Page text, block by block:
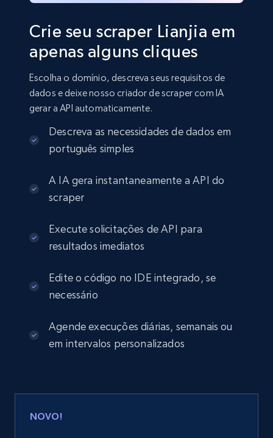
Crie seu scraper Lianjia em
apenas alguns cliques
Escolha o domínio, descreva seus requisitos de
dados e deixe nosso criador de scraper com IA
gerar a API automaticamente.
Descreva as necessidades de dados em
português simples
A IA gera instantaneamente a API do
scraper
Execute solicitações de API para
resultados imediatos
Edite o código no IDE integrado, se
necessário
Agende execuções diárias, semanais ou
em intervalos personalizados
NOVO!